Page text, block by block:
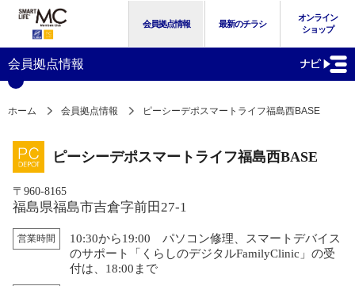
会員拠点情報 最新のチラシ
オンライン
ショップ
会員拠点情報
ホーム 会員拠点情報 ピーシーデポスマートライフ福島西BASE
ピーシーデポスマートライフ福島西BASE
〒960-8165
福島県福島市吉倉字前田27-1
営業時間
10:30から19:00 パソコン修理、スマートデバイス
のサポート「くらしのデジタルFamilyClinic」の受
付は、18:00まで